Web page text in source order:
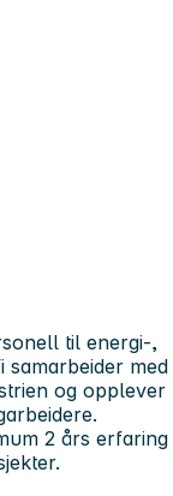
til energi-,
med
og opplever
2 års erfaring